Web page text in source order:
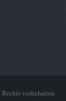
vorbehalten